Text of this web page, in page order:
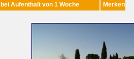
von 1 Woche
Merken